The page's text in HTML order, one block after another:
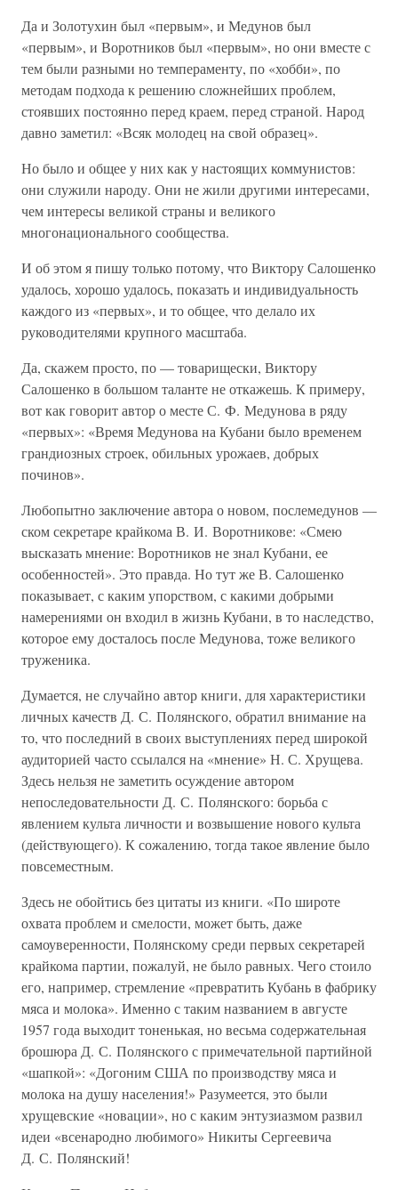
Да и Золотухин был «первым», и Медунов был
«первым», и Воротников был «первым», но они вместе с
тем были разными но темпераменту, по «хобби», по
методам подхода к решению сложнейших проблем,
стоявших постоянно перед краем, перед страной. Народ
давно заметил: «Всяк молодец на свой образец».
Но было и общее у них как у настоящих коммунистов:
они служили народу. Они не жили другими интересами,
чем интересы великой страны и великого
многонационального сообщества.
И об этом я пишу только потому, что Виктору Салошенко
удалось, хорошо удалось, показать и индивидуальность
каждого из «первых», и то общее, что делало их
руководителями крупного масштаба.
Да, скажем просто, по — товарищески, Виктору
Салошенко в большом таланте не откажешь. К примеру,
вот как говорит автор о месте С. Ф. Медунова в ряду
«первых»: «Время Медунова на Кубани было временем
грандиозных строек, обильных урожаев, добрых
починов».
Любопытно заключение автора о новом, послемедунов —
ском секретаре крайкома В. И. Воротникове: «Смею
высказать мнение: Воротников не знал Кубани, ее
особенностей». Это правда. Но тут же В. Салошенко
показывает, с каким упорством, с какими добрыми
намерениями он входил в жизнь Кубани, в то наследство,
которое ему досталось после Медунова, тоже великого
труженика.
Думается, не случайно автор книги, для характеристики
личных качеств Д. С. Полянского, обратил внимание на
то, что последний в своих выступлениях перед широкой
аудиторией часто ссылался на «мнение» Н. С. Хрущева.
Здесь нельзя не заметить осуждение автором
непоследовательности Д. С. Полянского: борьба с
явлением культа личности и возвышение нового культа
(действующего). К сожалению, тогда такое явление было
повсеместным.
Здесь не обойтись без цитаты из книги. «По широте
охвата проблем и смелости, может быть, даже
самоуверенности, Полянскому среди первых секретарей
крайкома партии, пожалуй, не было равных. Чего стоило
его, например, стремление «превратить Кубань в фабрику
мяса и молока». Именно с таким названием в августе
1957 года выходит тоненькая, но весьма содержательная
брошюра Д. С. Полянского с примечательной партийной
«шапкой»: «Догоним США по производству мяса и
молока на душу населения!» Разумеется, это были
хрущевские «новации», но с каким энтузиазмом развил
идеи «всенародно любимого» Никиты Сергеевича
Д. С. Полянский!